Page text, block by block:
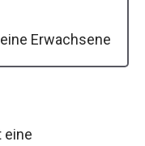
Erwachsene
eine